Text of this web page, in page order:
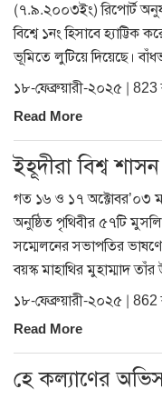
(৭.৯.২০০৩ইং) রিপোর্ট
বিশ্বে ১নং হিসাবে হ্যাট্টিক
ভূমিতে লুটিয়ে দিয়েছে।
১৮-ফেব্রুয়ারী-২০২৫ | 823
Read More
ইহূদীরা বিশ্ব
গত ১৬ ও ১৭ অক্টোবর’০৩
অনুষ্ঠিত পৃথিবীর ৫৭টি
সম্মেলনের সভাপতির ভাষণে
বয়স্ক মাহাথির মুহাম্মাদ
১৮-ফেব্রুয়ারী-২০২৫ | 862
Read More
হে কল্যাণের